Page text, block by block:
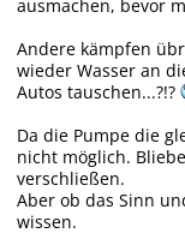
ausmachen, bevor
Andere kämpfen
wieder Wasser an
Autos tauschen...?!?
Da die Pumpe die
nicht möglich.
verschließen.
Aber ob das Sinn
wissen.